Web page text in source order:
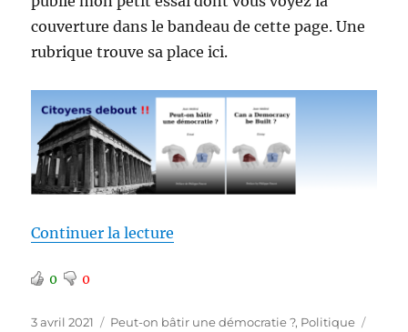
couverture dans le bandeau de cette page. Une
rubrique trouve sa place ici.
Continuer la lecture
0 0
Publié
3 avril 2021 Catégories
Peut-on bâtir une démocratie ?, Politique